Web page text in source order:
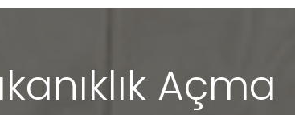
Açma